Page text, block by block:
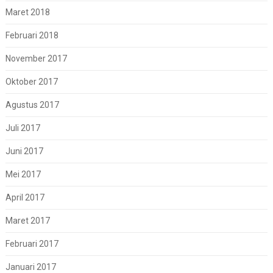
Maret 2018
Februari 2018
November 2017
Oktober 2017
Agustus 2017
Juli 2017
Juni 2017
Mei 2017
April 2017
Maret 2017
Februari 2017
Januari 2017